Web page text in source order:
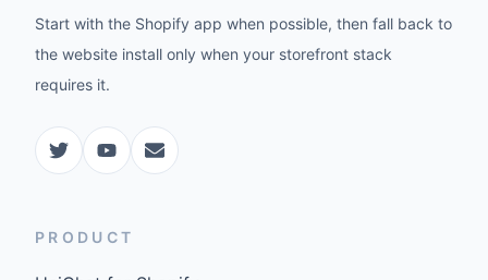
Start with the Shopify app when possible, then fall back to
the website install only when your storefront stack
requires it.
PRODUCT